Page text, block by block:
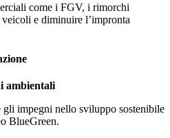
come i FGV, i rimorchi
e diminuire l’impronta
ambientali
gli impegni nello sviluppo sostenibile
BlueGreen.